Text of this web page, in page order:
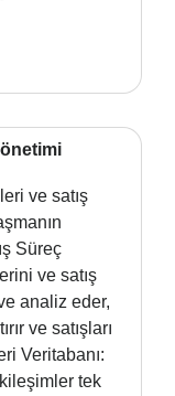
ve satış
Süreç
ve satış
analiz eder,
ve satışları
Veritabanı:
tek